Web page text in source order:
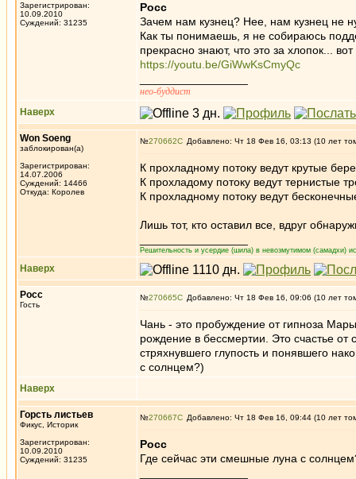
Зарегистрирован:
10.09.2010
Суждений: 31235
Росс
Зачем нам кузнец? Нее, нам кузнец не
Как ты понимаешь, я не собираюсь
прекрасно знают, что это за хлопок...
https://youtu.be/GiWwKsCmyQc
нео-буддист
Наверх
Won Soeng
заблокирован(а)
Зарегистрирован:
14.07.2006
Суждений: 14466
Откуда: Королев
№270662 Добавлено: Чт 18 Фев 16, 03:13 (10 лет
К прохладному потоку ведут крутые
К прохладому потоку ведут тернистые
К прохладному потоку ведут
Лишь тот, кто оставил все, вдруг
Решительность и усердие (шила) в невозмутимом (самадхи)
Наверх
Росс
Гость
№270665 Добавлено: Чт 18 Фев 16, 09:06 (10 лет
Чань - это пробуждение от гипноза
рождение в бессмертии. Это счастье
стряхнувшего глупость и понявшего
с солнцем?)
Наверх
Горсть листьев
Фикус, Историк
Зарегистрирован:
10.09.2010
Суждений: 31235
№270667 Добавлено: Чт 18 Фев 16, 09:44 (10 лет
Росс
Где сейчас эти смешные луна с